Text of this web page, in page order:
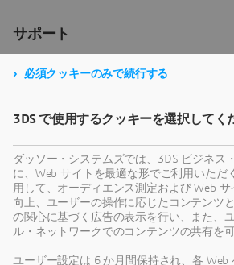
必須クッキーのみで続行する
3DS で使用するクッキーを選択してく
ダッソー・システムズでは、3DS ビジネス
に、Web サイトを最適な形でご利用いただ
用して、オーディエンス測定および Web
向上、ユーザーの操作に応じたコンテンツ
の関心に基づく広告の表示を行い、また、
ル・ネットワークでのコンテンツの共有を
ユーザー設定は 6 か月間保持され、各 Web